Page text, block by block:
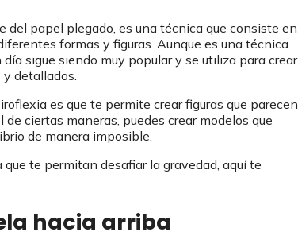
del papel plegado, es una técnica que consiste en
formas y figuras. Aunque es una técnica
sigue siendo muy popular y se utiliza para crear
detallados.
es que te permite crear figuras que parecen
ciertas maneras, puedes crear modelos que
de manera imposible.
te permitan desafiar la gravedad, aquí te
hacia arriba